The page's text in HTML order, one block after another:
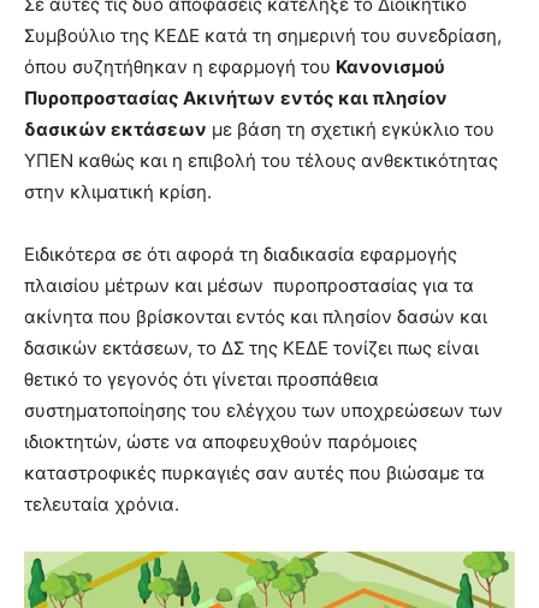
Συμβούλιο της ΚΕΔΕ κατά τη σημερινή του συνεδρίαση,
όπου συζητήθηκαν η εφαρμογή του Κανονισμού
Πυροπροστασίας Ακινήτων εντός και πλησίον
δασικών εκτάσεων με βάση τη σχετική εγκύκλιο του
ΥΠΕΝ καθώς και η επιβολή του τέλους ανθεκτικότητας
στην κλιματική κρίση.
Ειδικότερα σε ότι αφορά τη διαδικασία εφαρμογής
πλαισίου μέτρων και μέσων πυροπροστασίας για τα
ακίνητα που βρίσκονται εντός και πλησίον δασών και
δασικών εκτάσεων, το ΔΣ της ΚΕΔΕ τονίζει πως είναι
θετικό το γεγονός ότι γίνεται προσπάθεια
συστηματοποίησης του ελέγχου των υποχρεώσεων των
ιδιοκτητών, ώστε να αποφευχθούν παρόμοιες
καταστροφικές πυρκαγιές σαν αυτές που βιώσαμε τα
τελευταία χρόνια.